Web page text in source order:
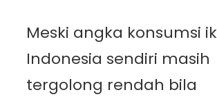
Meski angka konsumsi
Indonesia sendiri masih
tergolong rendah bila